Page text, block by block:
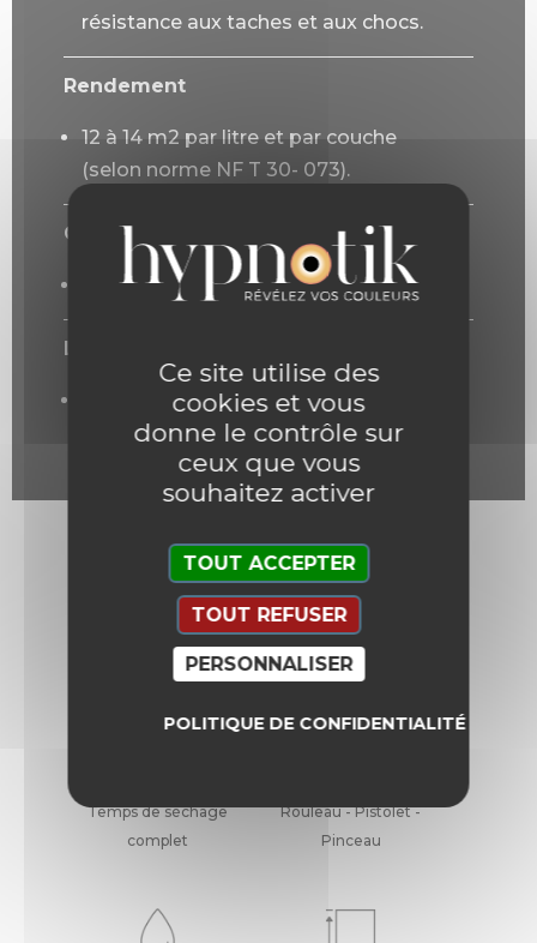
résistance aux taches et aux chocs.
Rendement
12 à 14 m2 par litre et par couche
(selon norme NF T 30- 073).
Certifications
A+ / COV < 2g/L.
aucun grâce à sa technologie à base
de micro-billes de céramique.
Mode d'emploi
Temps de séchage
complet
Rouleau - Pistolet -
Pinceau
Ce site utilise des
cookies et vous
donne le contrôle sur
ceux que vous
souhaitez activer
TOUT ACCEPTER
TOUT REFUSER
PERSONNALISER
POLITIQUE DE CONFIDENTIALITÉ